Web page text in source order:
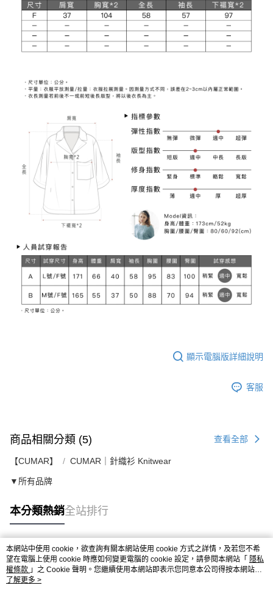
顯示電腦版詳細說明
客服
商品相關分類 (5) 查看全部
【CUMAR】 CUMAR｜針織衫 Knitwear
▼所有品牌
本分類熱銷全站排行
熱門標籤
本網站中使用 cookie，欲查詢有關本網站使用 cookie 方式之詳情，及若您不希
望在電腦上使用 cookie 時應如何變更電腦的 cookie 設定，請參閱本網站「 隱私
權條款 」之 Cookie 聲明。您繼續使用本網站即表示您同意本公司得按本網站使
用條款之 Cookie 聲明使用 cookie。
了解更多 >